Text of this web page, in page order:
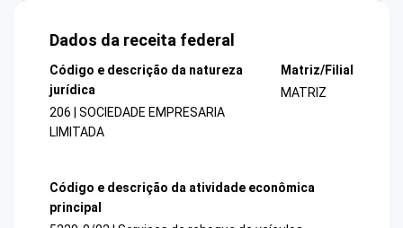
Dados da receita federal
Código e descrição da natureza
jurídica
206 | SOCIEDADE EMPRESARIA
LIMITADA
Matriz/Filial
MATRIZ
Código e descrição da atividade econômica
principal